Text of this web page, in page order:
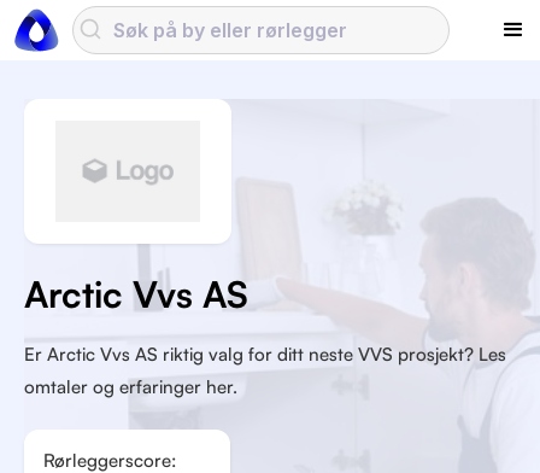
Rørleggerscore:
Er Arctic Vvs AS riktig valg for ditt neste VVS prosjekt? Les
omtaler og erfaringer her.
Arctic Vvs AS